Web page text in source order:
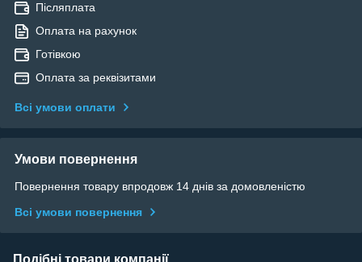
Післяплата
Оплата на рахунок
Готівкою
Оплата за реквізитами
Всі умови оплати
Умови повернення
Повернення товару впродовж 14 днів за домовленістю
Всі умови повернення
Подібні товари компанії